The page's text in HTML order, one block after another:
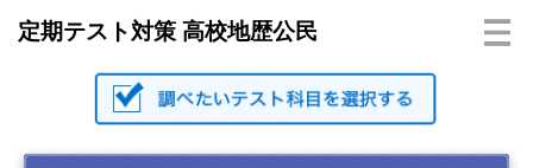
定期テスト対策 高校地歴公民